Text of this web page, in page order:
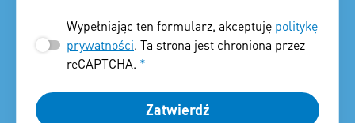
Wypełniając ten formularz, akceptuję politykę
prywatności. Ta strona jest chroniona przez
reCAPTCHA. *
Zatwierdź